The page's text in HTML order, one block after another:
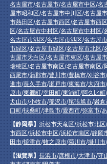
名古屋市/名古屋市/名古屋市中区/名
屋市昭和区/名古屋市中川区/名古屋
市熱田区/名古屋市西区/名古屋市西区
区/名古屋市中村区/名古屋市中村区/
名古屋市港区/名古屋市港区/名古屋
市緑区/名古屋市緑区/名古屋市北区/
古屋市天白区/名古屋市東区/名古屋
瑞穂区/名古屋市南区/名古屋市南区/
西尾市/蒲郡市/豊川市/豊橋市/刈谷市/
進市/長久手市/瀬戸市/東海市/大府市/
原市/東郷町/幸田町/東浦町/阿久比町/
犬山市/小牧市/稲沢市/尾張旭市/岩倉
口町/扶桑町/津島市/愛西市/弥富市/
【静岡県】浜松市天竜区/浜松市北区/
市西区/浜松市中区/浜松市南区/静岡
田市/焼津市/牧之原市/菊川市/掛川市/
【滋賀県】長浜市/彦根市/大津市/守